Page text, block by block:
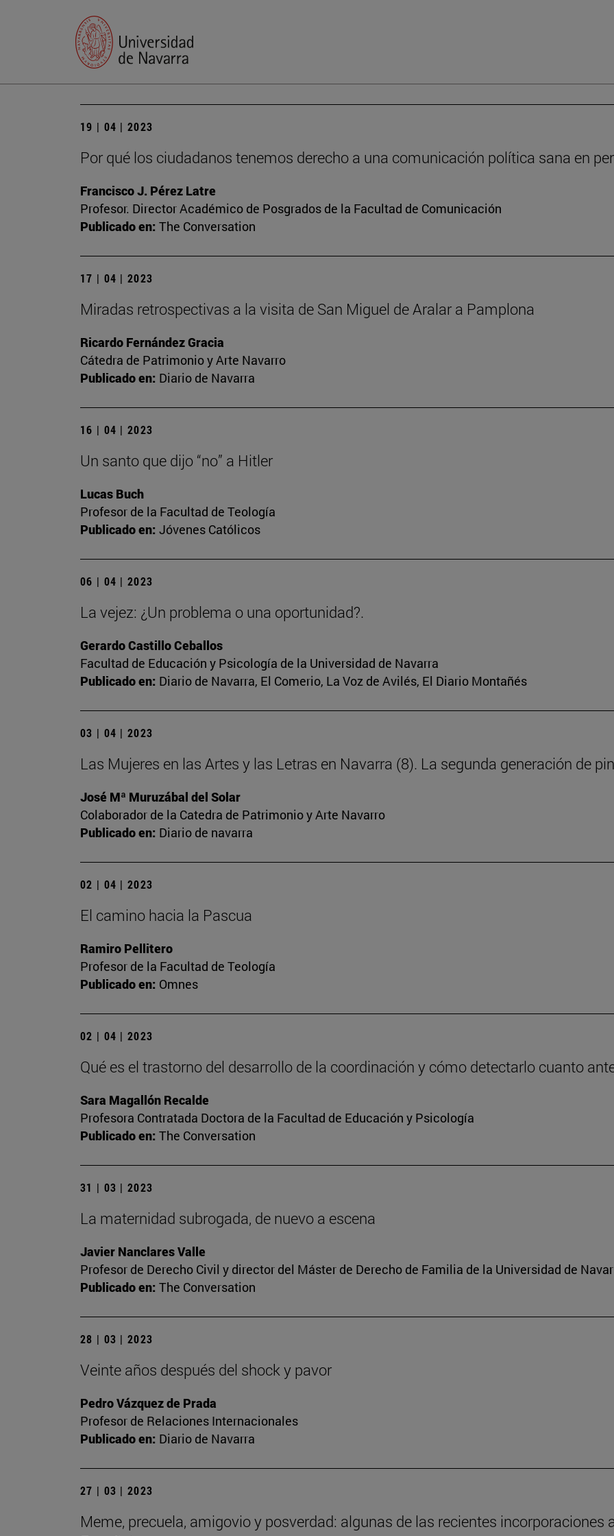
19 | 04 | 2023
Por qué los ciudadanos tenemos derecho a una comunicación política sana en
Francisco J. Pérez Latre
Profesor. Director Académico de Posgrados de la Facultad de Comunicación
Publicado en: The Conversation
17 | 04 | 2023
Miradas retrospectivas a la visita de San Miguel de Aralar a Pamplona
Ricardo Fernández Gracia
Cátedra de Patrimonio y Arte Navarro
Publicado en: Diario de Navarra
16 | 04 | 2023
Un santo que dijo “no” a Hitler
Lucas Buch
Profesor de la Facultad de Teología
Publicado en: Jóvenes Católicos
06 | 04 | 2023
La vejez: ¿Un problema o una oportunidad?.
Gerardo Castillo Ceballos
Facultad de Educación y Psicología de la Universidad de Navarra
Publicado en: Diario de Navarra, El Comerio, La Voz de Avilés, El Diario Montañés
03 | 04 | 2023
Las Mujeres en las Artes y las Letras en Navarra (8). La segunda generación de
José Mª Muruzábal del Solar
Colaborador de la Catedra de Patrimonio y Arte Navarro
Publicado en: Diario de navarra
02 | 04 | 2023
El camino hacia la Pascua
Ramiro Pellitero
Profesor de la Facultad de Teología
Publicado en: Omnes
02 | 04 | 2023
Qué es el trastorno del desarrollo de la coordinación y cómo detectarlo cuanto
Sara Magallón Recalde
Profesora Contratada Doctora de la Facultad de Educación y Psicología
Publicado en: The Conversation
31 | 03 | 2023
La maternidad subrogada, de nuevo a escena
Javier Nanclares Valle
Profesor de Derecho Civil y director del Máster de Derecho de Familia de la Universidad de
Publicado en: The Conversation
28 | 03 | 2023
Veinte años después del shock y pavor
Pedro Vázquez de Prada
Profesor de Relaciones Internacionales
Publicado en: Diario de Navarra
27 | 03 | 2023
Meme, precuela, amigovio y posverdad: algunas de las recientes incorporaciones